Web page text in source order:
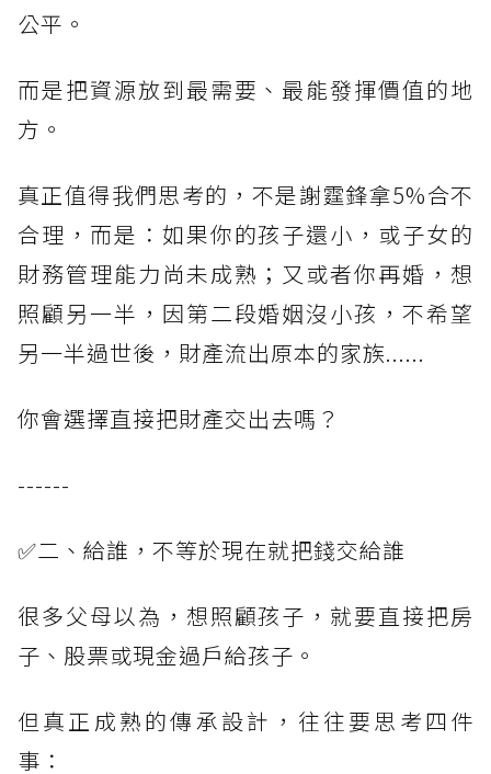
公平。
而是把資源放到最需要、最能發揮價值的地
方。
真正值得我們思考的，不是謝霆鋒拿5%合不
合理，而是：如果你的孩子還小，或子女的
財務管理能力尚未成熟；又或者你再婚，想
照顧另一半，因第二段婚姻沒小孩，不希望
另一半過世後，財產流出原本的家族......
你會選擇直接把財產交出去嗎？
------
✅二、給誰，不等於現在就把錢交給誰
很多父母以為，想照顧孩子，就要直接把房
子、股票或現金過戶給孩子。
但真正成熟的傳承設計，往往要思考四件
事：